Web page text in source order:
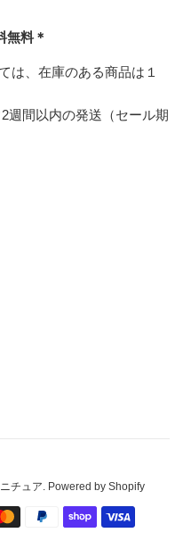
無料＊
は、在庫のある商品は１
週間以内の発送（セール期
チュア. Powered by Shopify